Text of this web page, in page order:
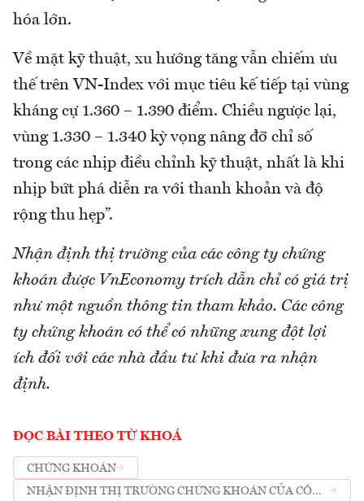
hóa lớn.
Về mặt kỹ thuật, xu hướng tăng vẫn chiếm ưu
thế trên VN-Index với mục tiêu kế tiếp tại vùng
kháng cự 1.360 – 1.390 điểm. Chiều ngược lại,
vùng 1.330 – 1.340 kỳ vọng nâng đỡ chỉ số
trong các nhịp điều chỉnh kỹ thuật, nhất là khi
nhịp bứt phá diễn ra với thanh khoản và độ
rộng thu hẹp”.
Nhận định thị trường của các công ty chứng
khoán được VnEconomy trích dẫn chỉ có giá trị
như một nguồn thông tin tham khảo. Các công
ty chứng khoán có thể có những xung đột lợi
ích đối với các nhà đầu tư khi đưa ra nhận
định.
ĐỌC BÀI THEO TỪ KHOÁ
CHỨNG KHOÁN
NHẬN ĐỊNH THỊ TRƯỜNG CHỨNG KHOÁN CỦA CÔNG